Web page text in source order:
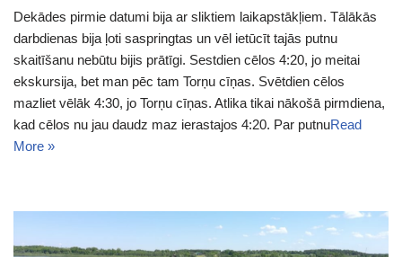
Dekādes pirmie datumi bija ar sliktiem laikapstākļiem. Tālākās
darbdienas bija ļoti saspringtas un vēl ietūcīt tajās putnu
skaitīšanu nebūtu bijis prātīgi. Sestdien cēlos 4:20, jo meitai
ekskursija, bet man pēc tam Torņu cīņas. Svētdien cēlos
mazliet vēlāk 4:30, jo Torņu cīņas. Atlika tikai nākošā pirmdiena,
kad cēlos nu jau daudz maz ierastajos 4:20. Par putnuRead
More »